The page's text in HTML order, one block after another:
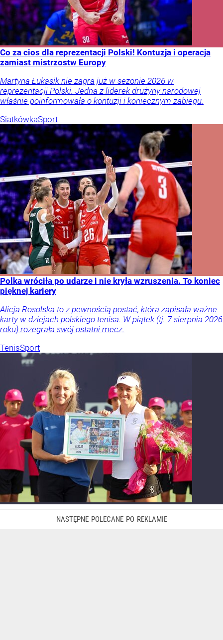
Co za cios dla reprezentacji Polski! Kontuzja i operacja
zamiast mistrzostw Europy
Martyna Łukasik nie zagra już w sezonie 2026 w
reprezentacji Polski. Jedna z liderek drużyny narodowej
właśnie poinformowała o kontuzji i koniecznym zabiegu.
SiatkówkaSport
Polka wróciła po udarze i nie kryła wzruszenia. To koniec
pięknej kariery
Alicja Rosolska to z pewnością postać, która zapisała ważne
karty w dziejach polskiego tenisa. W piątek (tj. 7 sierpnia 2026
roku) rozegrała swój ostatni mecz.
TenisSport